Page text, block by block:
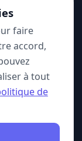
defaire
accord,
à tout
de